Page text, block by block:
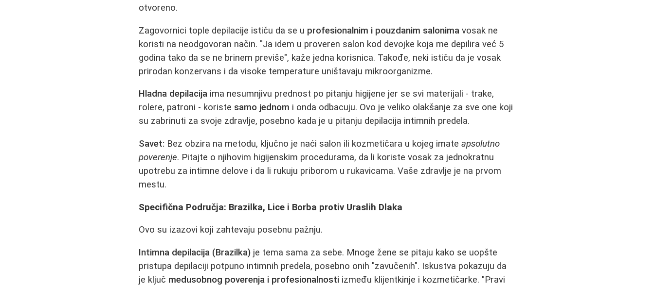
otvoreno.
Zagovornici tople depilacije ističu da se u profesionalnim i pouzdanim salonima vosak ne
koristi na neodgovoran način. "Ja idem u proveren salon kod devojke koja me depilira već 5
godina tako da se ne brinem previše", kaže jedna korisnica. Takođe, neki ističu da je vosak
prirodan konzervans i da visoke temperature uništavaju mikroorganizme.
Hladna depilacija ima nesumnjivu prednost po pitanju higijene jer se svi materijali - trake,
rolere, patroni - koriste samo jednom i onda odbacuju. Ovo je veliko olakšanje za sve one koji
su zabrinuti za svoje zdravlje, posebno kada je u pitanju depilacija intimnih predela.
Savet: Bez obzira na metodu, ključno je naći salon ili kozmetičara u kojeg imateapsolutno
poverenje. Pitajte o njihovim higijenskim procedurama, da li koriste vosak za jednokratnu
upotrebu za intimne delove i da li rukuju priborom u rukavicama. Vaše zdravlje je na prvom
mestu.
Specifična Područja: Brazilka, Lice i Borba protiv Uraslih Dlaka
Ovo su izazovi koji zahtevaju posebnu pažnju.
Intimna depilacija (Brazilka) je tema sama za sebe. Mnoge žene se pitaju kako se uopšte
pristupa depilaciji potpuno intimnih predela, posebno onih "zavučenih". Iskustva pokazuju da
je ključ medusobnog poverenja i profesionalnosti između klijentkinje i kozmetičarke. "Pravi